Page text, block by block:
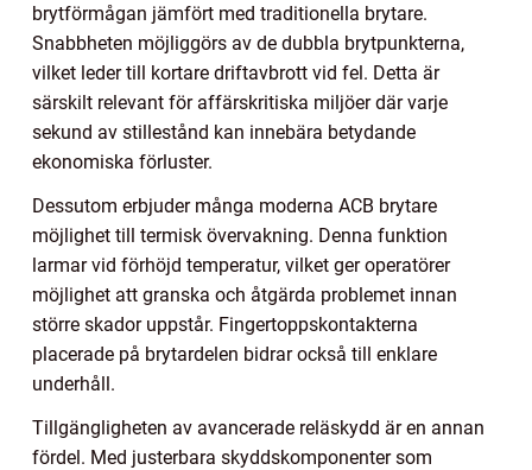
brytförmågan jämfört med traditionella brytare.
Snabbheten möjliggörs av de dubbla brytpunkterna,
vilket leder till kortare driftavbrott vid fel. Detta är
särskilt relevant för affärskritiska miljöer där varje
sekund av stillestånd kan innebära betydande
ekonomiska förluster.
Dessutom erbjuder många moderna ACB brytare
möjlighet till termisk övervakning. Denna funktion
larmar vid förhöjd temperatur, vilket ger operatörer
möjlighet att granska och åtgärda problemet innan
större skador uppstår. Fingertoppskontakterna
placerade på brytardelen bidrar också till enklare
underhåll.
Tillgängligheten av avancerade reläskydd är en annan
fördel. Med justerbara skyddskomponenter som